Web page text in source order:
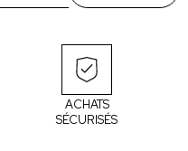
ACHATS
SÉCURISÉS